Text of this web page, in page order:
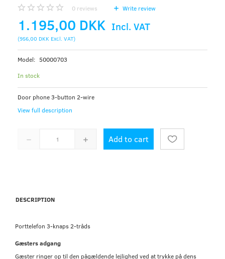
0 reviews Write review
1.195,00 DKK Incl. VAT
(956,00 DKK Excl. VAT)
Model: 50000703
In stock
Door phone 3-button 2-wire
View full description
Add to cart
DESCRIPTION
Porttelefon 3-knaps 2-tråds
Gæsters adgang
Gæster ringer op til den pågældende lejlighed ved at trykke på dens